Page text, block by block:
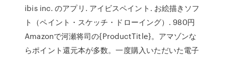
ibis inc. のアプリ. アイビスペイント. お絵描きソフ
ト（ペイント・スケッチ・ドローイング）. 980円
Amazonで河瀬将司の{ProductTitle}。アマゾンな
らポイント還元本が多数。一度購入いただいた電子